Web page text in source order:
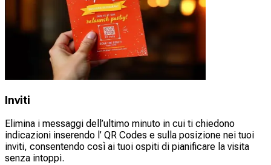
Inviti
Elimina i messaggi dell’ultimo minuto in cui ti chiedono
indicazioni inserendo l’ QR Codes e sulla posizione nei tuoi
inviti, consentendo così ai tuoi ospiti di pianificare la visita
senza intoppi.